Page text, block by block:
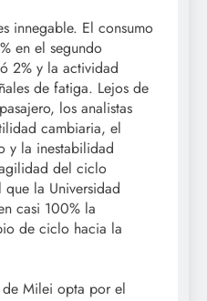
innegable. El consumo
en el segundo
2% y la actividad
de fatiga. Lejos de
los analistas
cambiaria, el
y la inestabilidad
del ciclo
la Universidad
casi 100% la
de ciclo hacia la
Milei opta por el